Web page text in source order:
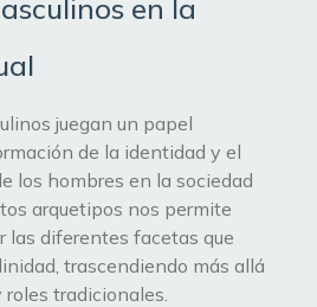
en la
juegan un papel
de la identidad y el
los hombres en la sociedad
arquetipos nos permite
las diferentes facetas que
trascendiendo más allá
tradicionales.